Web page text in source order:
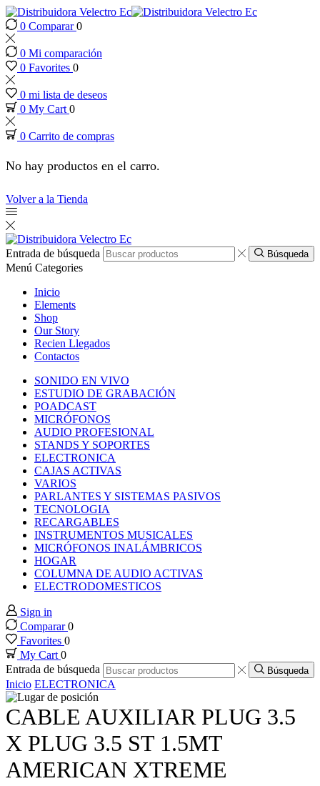
panel
panel
paketleri
panel
panel
panel
panel
panel
panel
panel
panel
panel
panel
panel
panel
panel
0 Comparar0
0 Mi comparación
0 Favorites 0
0 mi lista de deseos
0 My Cart 0
0 Carrito de compras
No hay productos en el carro.
Volver a la Tienda
Entrada de búsqueda Búsqueda
Menú Categories
Inicio
Elements
Shop
Our Story
Recien Llegados
Contactos
SONIDO EN VIVO
ESTUDIO DE GRABACIÓN
POADCAST
MICRÓFONOS
AUDIO PROFESIONAL
STANDS Y SOPORTES
ELECTRONICA
CAJAS ACTIVAS
VARIOS
PARLANTES Y SISTEMAS PASIVOS
TECNOLOGIA
RECARGABLES
INSTRUMENTOS MUSICALES
MICRÓFONOS INALÁMBRICOS
HOGAR
COLUMNA DE AUDIO ACTIVAS
ELECTRODOMESTICOS
Sign in
Comparar0
Favorites 0
My Cart0
Entrada de búsqueda
Búsqueda
Inicio ELECTRONICA
CABLE AUXILIAR PLUG 3.5
X PLUG 3.5 ST 1.5MT
AMERICAN XTREME